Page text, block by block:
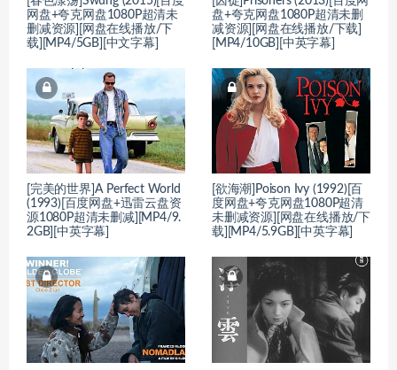
网盘+夸克网盘1080P超清未
删减资源][网盘在线播放/下
载][MP4/5GB][中文字幕]
盘+夸克网盘1080P超清未删
减资源][网盘在线播放/下载]
[MP4/10GB][中英字幕]
[完美的世界]A Perfect World
(1993)[百度网盘+迅雷云盘资
源1080P超清未删减][MP4/9.
2GB][中英字幕]
[欲海潮]Poison Ivy (1992)[百
度网盘+夸克网盘1080P超清
未删减资源][网盘在线播放/下
载][MP4/5.9GB][中英字幕]